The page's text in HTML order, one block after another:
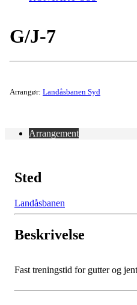
G/J-7
Arrangør: Landåsbanen Syd
Arrangement
Sted
Landåsbanen
Beskrivelse
Fast treningstid for gutter og